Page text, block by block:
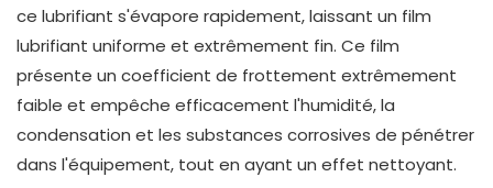
ce lubrifiant s'évapore rapidement, laissant un film
lubrifiant uniforme et extrêmement fin. Ce film
présente un coefficient de frottement extrêmement
faible et empêche efficacement l'humidité, la
condensation et les substances corrosives de pénétrer
dans l'équipement, tout en ayant un effet nettoyant.